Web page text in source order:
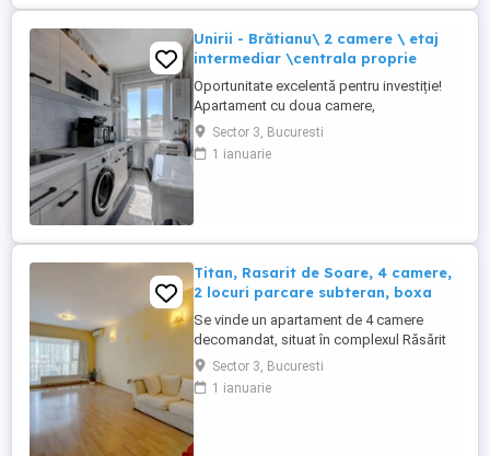
Unirii - Brătianu\ 2 camere \ etaj
intermediar \centrala proprie
Oportunitate excelentă pentru investiție!
Apartament cu doua camere,
semidecomandat, suprafață utila 41 mp
plus o boxa intabulată, situat la etajul 3
într-un bloc amplasat pe strada Gabroveni
Sector 3, Bucuresti
1 ianuarie
Titan, Rasarit de Soare, 4 camere,
2 locuri parcare subteran, boxa
Se vinde un apartament de 4 camere
decomandat, situat în complexul Răsărit
de Soare din Titan, una dintre cele mai
apreciate comunități rezidențiale din estul
Bucureștiului, datorită accesului facil către
Sector 3, Bucuresti
1 ianuarie